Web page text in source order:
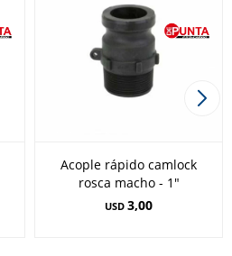
Acople rápido camlock
rosca macho - 1"
USD 3,00